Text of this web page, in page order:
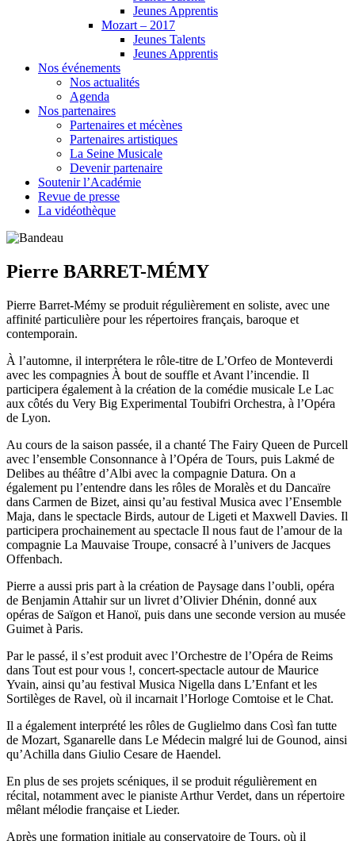
Jeunes Apprentis
Mozart – 2017
Jeunes Talents
Jeunes Apprentis
Nos événements
Nos actualités
Agenda
Nos partenaires
Partenaires et mécènes
Partenaires artistiques
La Seine Musicale
Devenir partenaire
Soutenir l’Académie
Revue de presse
La vidéothèque
Pierre BARRET-MÉMY
Pierre Barret-Mémy se produit régulièrement en soliste, avec une
affinité particulière pour les répertoires français, baroque et
contemporain.
À l’automne, il interprétera le rôle-titre de L’Orfeo de Monteverdi
avec les compagnies À bout de souffle et Avant l’incendie. Il
participera également à la création de la comédie musicale Le Lac
aux côtés du Very Big Experimental Toubifri Orchestra, à l’Opéra
de Lyon.
Au cours de la saison passée, il a chanté The Fairy Queen de Purcell
avec l’ensemble Consonnance à l’Opéra de Tours, puis Lakmé de
Delibes au théâtre d’Albi avec la compagnie Datura. On a
également pu l’entendre dans les rôles de Moralès et du Dancaïre
dans Carmen de Bizet, ainsi qu’au festival Musica avec l’Ensemble
Maja, dans le spectacle Birds, autour de Ligeti et Maxwell Davies. Il
participera prochainement au spectacle Il nous faut de l’amour de la
compagnie La Mauvaise Troupe, consacré à l’univers de Jacques
Offenbach.
Pierre a aussi pris part à la création de Paysage dans l’oubli, opéra
de Benjamin Attahir sur un livret d’Olivier Dhénin, donné aux
opéras de Saïgon et Hanoï, puis dans une seconde version au musée
Guimet à Paris.
Par le passé, il s’est produit avec l’Orchestre de l’Opéra de Reims
dans Tout est pour vous !, concert-spectacle autour de Maurice
Yvain, ainsi qu’au festival Musica Nigella dans L’Enfant et les
Sortilèges de Ravel, où il incarnait l’Horloge Comtoise et le Chat.
Il a également interprété les rôles de Guglielmo dans Così fan tutte
de Mozart, Sganarelle dans Le Médecin malgré lui de Gounod, ainsi
qu’Achilla dans Giulio Cesare de Haendel.
En plus de ses projets scéniques, il se produit régulièrement en
récital, notamment avec le pianiste Arthur Verdet, dans un répertoire
mêlant mélodie française et Lieder.
Après une formation initiale au conservatoire de Tours, où il